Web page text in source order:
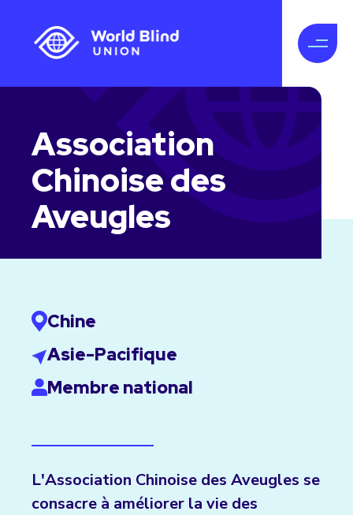
Association
Chinoise des
Aveugles
Chine
Asie-Pacifique
Membre national
L'Association Chinoise des Aveugles se
consacre à améliorer la vie des